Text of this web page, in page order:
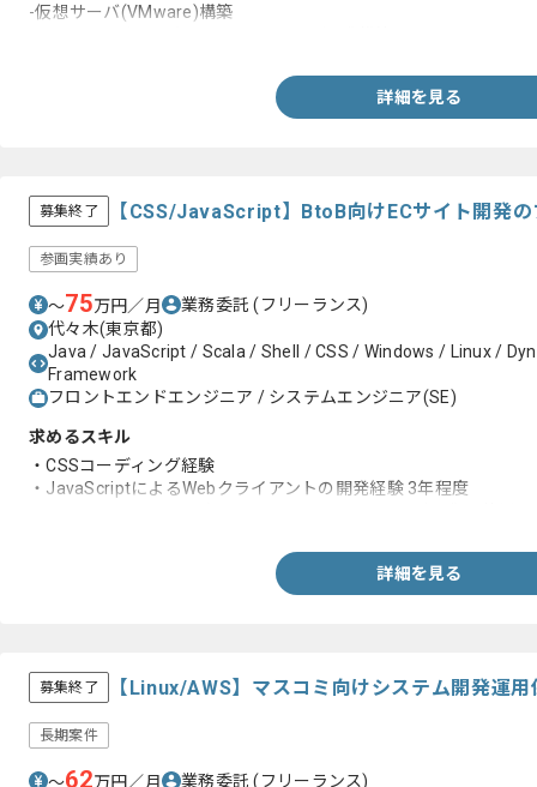
-仮想サーバ(VMware)構築
詳細を見る
募集終了 【CSS/JavaScript】BtoB向けECサイト開発
参画実績あり
〜75万円／月 業務委託(フリーランス)
代々木(東京都)
Java / JavaScript / Scala / Shell / CSS / Windows / Linux /
Framework
フロントエンドエンジニア / システムエンジニア(SE)
求めるスキル
・CSSコーディング経験
・JavaScriptによるWebクライアントの開発経験 3年程度
詳細を見る
募集終了 【Linux/AWS】マスコミ向けシステム開発運
長期案件
〜62万円／月 業務委託(フリーランス)